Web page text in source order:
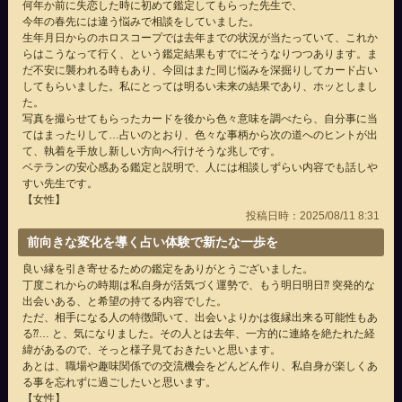
何年か前に失恋した時に初めて鑑定してもらった先生で、
今年の春先には違う悩みで相談をしていました。
生年月日からのホロスコープでは去年までの状況が当たっていて、これか
らはこうなって行く、という鑑定結果もすでにそうなりつつあります。ま
だ不安に襲われる時もあり、今回はまた同じ悩みを深掘りしてカード占い
してもらいました。私にとっては明るい未来の結果であり、ホッとしまし
た。
写真を撮らせてもらったカードを後から色々意味を調べたら、自分事に当
てはまったりして…占いのとおり、色々な事柄から次の道へのヒントが出
て、執着を手放し新しい方向へ行けそうな兆しです。
ベテランの安心感ある鑑定と説明で、人には相談しずらい内容でも話しや
すい先生です。
【女性】
投稿日時：2025/08/11 8:31
前向きな変化を導く占い体験で新たな一歩を
良い縁を引き寄せるための鑑定をありがとうございました。
丁度これからの時期は私自身が活気づく運勢で、もう明日明日⁇ 突発的な
出会いある、と希望の持てる内容でした。
ただ、相手になる人の特徴聞いて、出会いよりかは復縁出来る可能性もあ
る⁇… と、気になりました。その人とは去年、一方的に連絡を絶たれた経
緯があるので、そっと様子見ておきたいと思います。
あとは、職場や趣味関係での交流機会をどんどん作り、私自身が楽しくあ
る事を忘れずに過ごしたいと思います。
【女性】